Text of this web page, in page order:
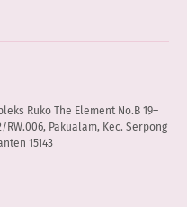
Ruko The Element No.B 19–
RW.006, Pakualam, Kec. Serpong
15143